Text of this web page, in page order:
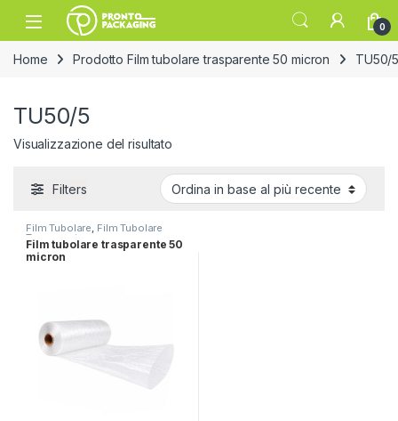
Skip to navigation
Skip to content
Open 0
Home Prodotto Film tubolare trasparente 50 micron TU50/
TU50/5
Visualizzazione del risultato
Filters
Film Tubolare, Film Tubolare
Trasparente
Film tubolare trasparente 50
micron